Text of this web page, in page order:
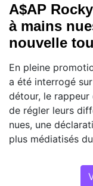
A$AP
à mains
nouvelle
En pleine
a été interrogé
détour, le
de régler leurs
nues, une
plus médiatisés